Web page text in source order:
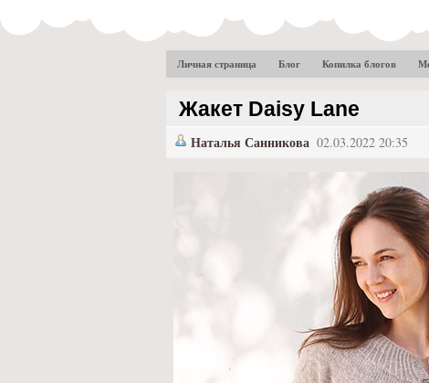
Личная страница Блог Копилка блогов
Жакет Daisy Lane
Наталья Санникова 02.03.2022 20:35